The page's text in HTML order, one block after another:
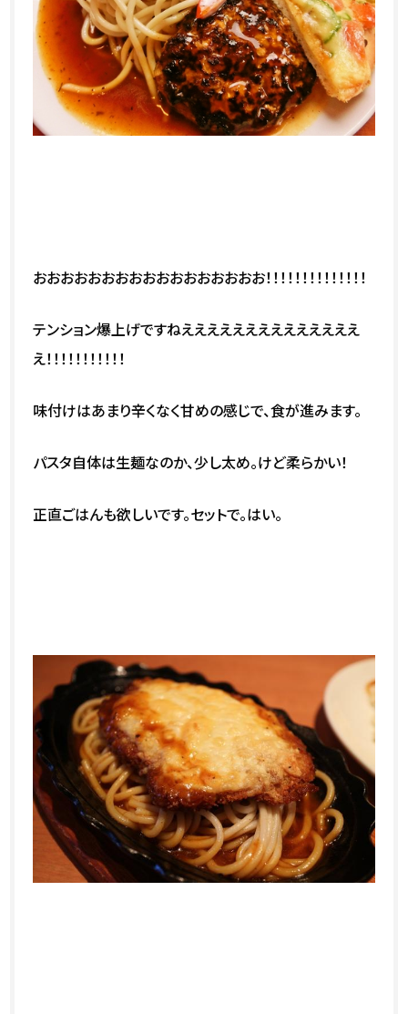
おおおおおおおおおおおおおおおおお！！！！！！！！！！！！！！
テンション爆上げですねええええええええええええええ
え！！！！！！！！！！！
味付けはあまり辛くなく甘めの感じで、食が進みます。
パスタ自体は生麺なのか、少し太め。けど柔らかい！
正直ごはんも欲しいです。セットで。はい。